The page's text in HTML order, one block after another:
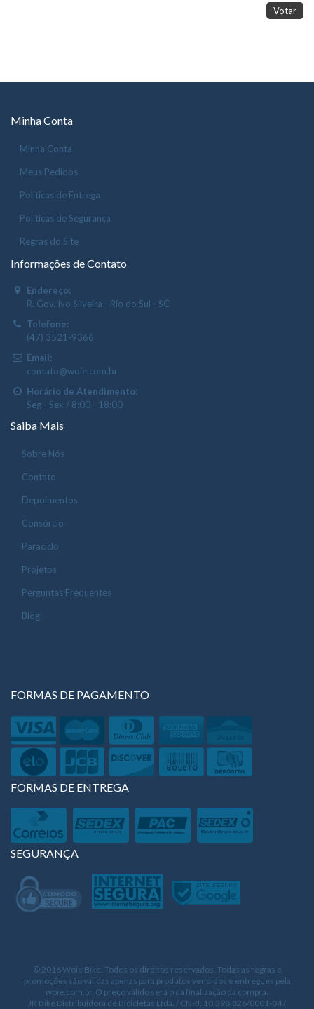
Votar
Minha Conta
Minha Conta
Meus Pedidos
Políticas de Entrega
Políticas de Segurança
Regras do Site
Informações de Contato
Endereço:
R. Gov. Ivo Silveira - Rio do Sul - SC
Telefone:
(47) 3521-9366
Email:
contato@woie.com.br
Horário de Atendimento:
Seg - Sex / 8:00 - 18:00
Saiba Mais
Sobre Nós
Contato
Depoimentos
Consórcio
Paraciclo
Projetos
Perguntas Frequentes
Blog
FORMAS DE PAGAMENTO
FORMAS DE ENTREGA
SEGURANÇA
© 2016 Woie Bike. Todos os direitos reservados. Todas as regras e
promoções são válidas apenas para produtos vendidos e entregues pela
woie.com.br. O preço válido será o da finalização da compra.
JK Bike Distribuidora de Bicicletas Ltda. / CNPJ: 10.398.826/0001-04 /